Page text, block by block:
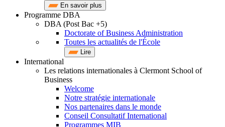
En savoir plus
Programme DBA
DBA (Post Bac +5)
Doctorate of Business Administration
Toutes les actualités de l'École
Lire
International
Les relations internationales à Clermont School of
Business
Welcome
Notre stratégie internationale
Nos partenaires dans le monde
Conseil Consultatif International
Programmes MIB